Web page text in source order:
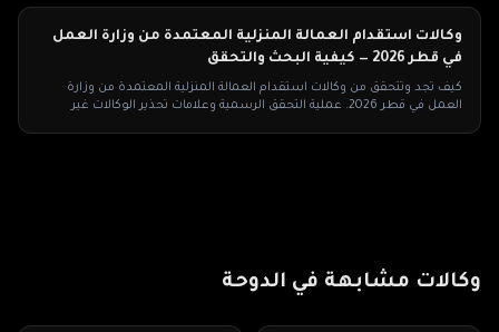
وكالات استقدام العمالة المنزلية المعتمدة من وزارة العمل
في قطر 2026 — كيفية البحث والتحقق
كيف تجد وتتحقق من وكالات استقدام العمالة المنزلية المعتمدة من وزارة
العمل في قطر 2026. عملية التحقق الرسمية وعلامات تحذير الوكالات غير
وكالات مشابهة في الدوحة